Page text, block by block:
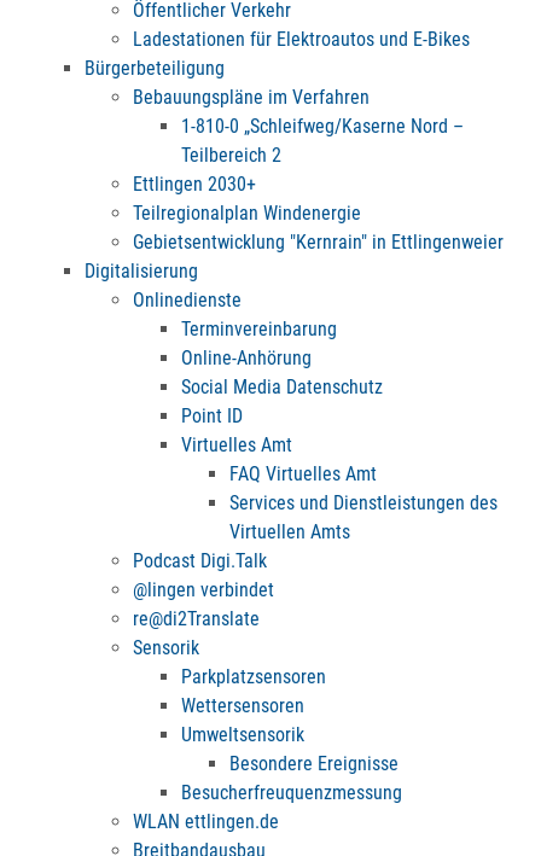
Öffentlicher Verkehr
Ladestationen für Elektroautos und E-Bikes
Bürgerbeteiligung
Bebauungspläne im Verfahren
1-810-0 „Schleifweg/Kaserne Nord –
Teilbereich 2
Ettlingen 2030+
Teilregionalplan Windenergie
Gebietsentwicklung "Kernrain" in Ettlingenweier
Digitalisierung
Onlinedienste
Terminvereinbarung
Online-Anhörung
Social Media Datenschutz
Point ID
Virtuelles Amt
FAQ Virtuelles Amt
Services und Dienstleistungen des
Virtuellen Amts
Podcast Digi.Talk
@lingen verbindet
re@di2Translate
Sensorik
Parkplatzsensoren
Wettersensoren
Umweltsensorik
Besondere Ereignisse
Besucherfreuquenzmessung
WLAN ettlingen.de
Breitbandausbau